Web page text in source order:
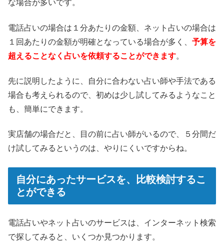
な場合が多いです。
電話占いの場合は１分あたりの金額、ネット占いの場合は
１回あたりの金額が明確となっている場合が多く、 予算を
超えることなく占いを依頼することができます。
先に説明したように、自分に合わない占い師や手法である
場合も考えられるので、初めは少し試してみるようなこと
も、簡単にできます。
実店舗の場合だと、目の前に占い師がいるので、５分間だ
け試してみるというのは、やりにくいですからね。
自分にあったサービスを、比較検討するこ
とができる
電話占いやネット占いのサービスは、インターネット検索
で探してみると、いくつか見つかります。